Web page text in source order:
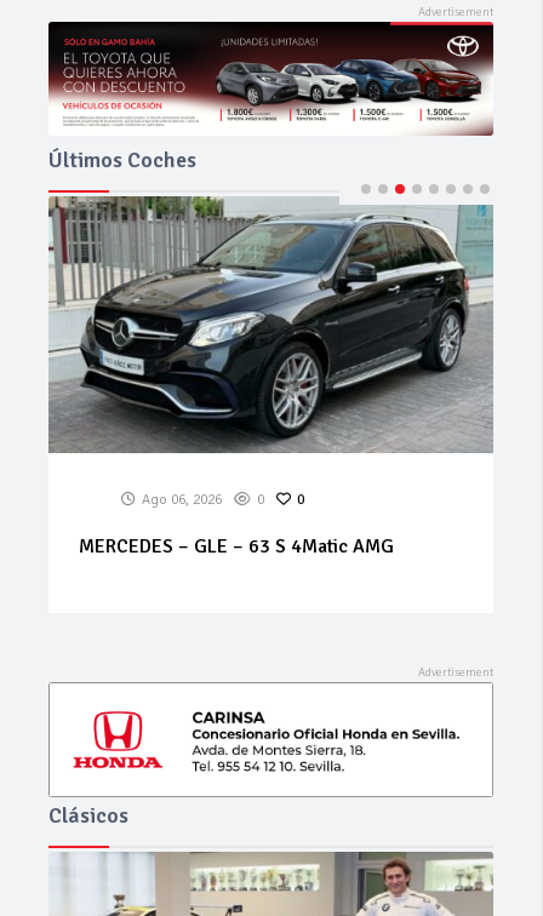
Últimos Coches
Ago 06, 2026 0 0
MERCEDES – GLE – 63 S 4Matic AMG
Clásicos